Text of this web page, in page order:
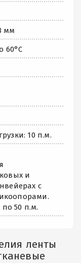
мм
60°C
10 п.м.
и
с
по 50 п.м.
ленты